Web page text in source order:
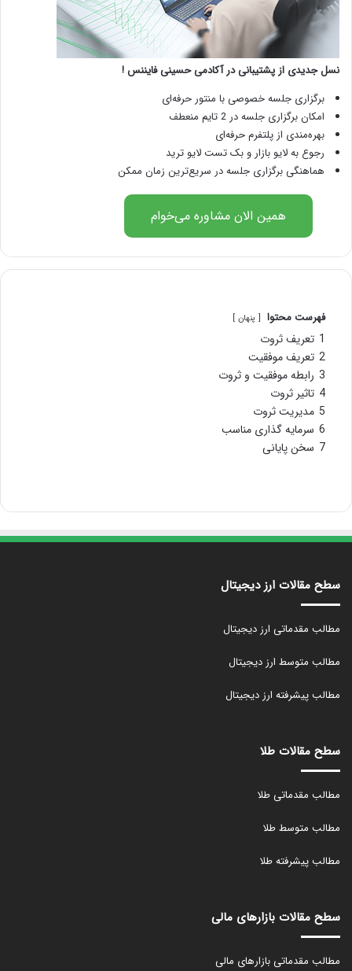
نسل جدیدی از پشتیبانی در آکادمی حسینی فایننس !
برگزاری جلسه خصوصی با منتور حرفه‌ای
امکان برگزاری جلسه در 2 تایم منعطف
بهره‌مندی از پلتفرم حرفه‌ای
رجوع به لایو بازار و بک تست لایو ترید
هماهنگی برگزاری جلسه در سریع‌ترین زمان ممکن
همین الان مشاوره می‌خوام
فهرست محتوا پنهان
1 تعریف ثروت
2 تعریف موفقیت
3 رابطه موفقیت و ثروت
4 تاثیر ثروت
5 مدیریت ثروت
6 سرمایه گذاری مناسب
7 سخن پایانی
سطح مقالات ارز دیجیتال
مطالب مقدماتی ارز دیجیتال
مطالب متوسط ارز دیجیتال
مطالب پیشرفته ارز دیجیتال
سطح مقالات طلا
مطالب مقدماتی طلا
مطالب متوسط طلا
مطالب پیشرفته طلا
سطح مقالات بازارهای مالی
مطالب مقدماتی بازارهای مالی